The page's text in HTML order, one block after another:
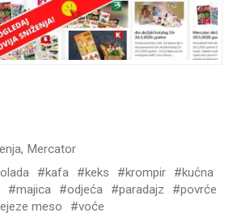
, Mercator
kafa keks krompir
kućna
majica odjeća paradajz
povrće
meso voće